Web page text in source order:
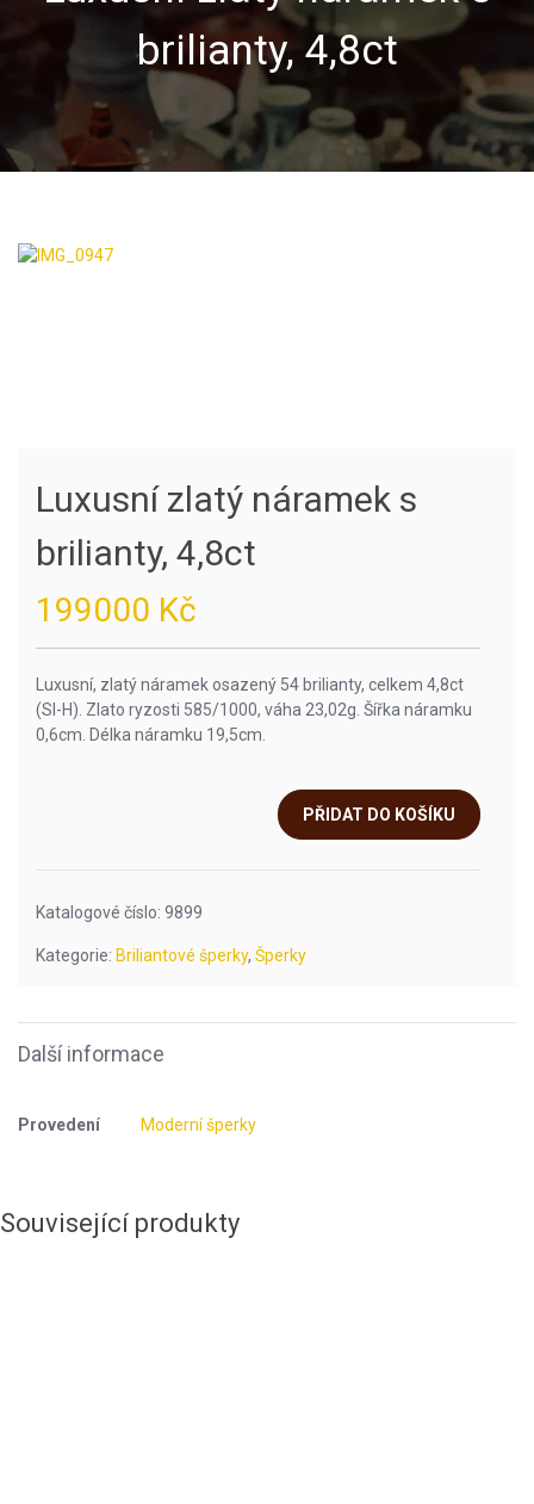
brilianty, 4,8ct
Luxusní zlatý náramek s
brilianty, 4,8ct
199000 Kč
Luxusní, zlatý náramek osazený 54 brilianty, celkem 4,8ct
(SI-H). Zlato ryzosti 585/1000, váha 23,02g. Šířka náramku
0,6cm. Délka náramku 19,5cm.
PŘIDAT DO KOŠÍKU
Katalogové číslo: 9899
Kategorie: Briliantové šperky, Šperky
Další informace
Provedení Moderní šperky
Související produkty